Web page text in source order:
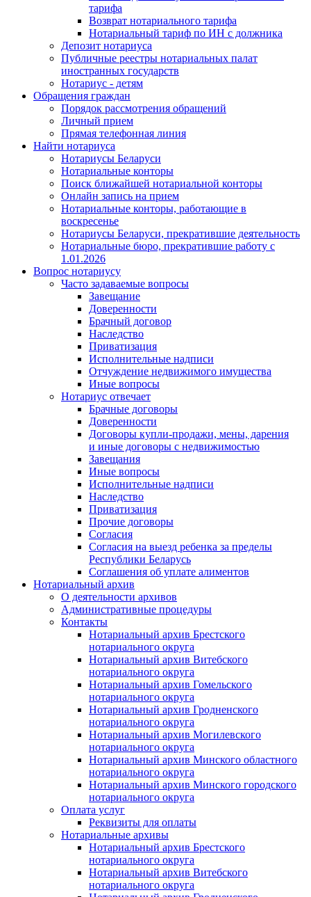
тарифа
Возврат нотариального тарифа
Нотариальный тариф по ИН с должника
Депозит нотариуса
Публичные реестры нотариальных палат
иностранных государств
Нотариус - детям
Обращения граждан
Порядок рассмотрения обращений
Личный прием
Прямая телефонная линия
Найти нотариуса
Нотариусы Беларуси
Нотариальные конторы
Поиск ближайшей нотариальной конторы
Онлайн запись на прием
Нотариальные конторы, работающие в
воскресенье
Нотариусы Беларуси, прекратившие деятельность
Нотариальные бюро, прекратившие работу с
1.01.2026
Вопрос нотариусу
Часто задаваемые вопросы
Завещание
Доверенности
Брачный договор
Наследство
Приватизация
Исполнительные надписи
Отчуждение недвижимого имущества
Иные вопросы
Нотариус отвечает
Брачные договоры
Доверенности
Договоры купли-продажи, мены, дарения
и иные договоры с недвижимостью
Завещания
Иные вопросы
Исполнительные надписи
Наследство
Приватизация
Прочие договоры
Согласия
Согласия на выезд ребенка за пределы
Республики Беларусь
Соглашения об уплате алиментов
Нотариальный архив
О деятельности архивов
Административные процедуры
Контакты
Нотариальный архив Брестского
нотариального округа
Нотариальный архив Витебского
нотариального округа
Нотариальный архив Гомельского
нотариального округа
Нотариальный архив Гродненского
нотариального округа
Нотариальный архив Могилевского
нотариального округа
Нотариальный архив Минского областного
нотариального округа
Нотариальный архив Минского городского
нотариального округа
Оплата услуг
Реквизиты для оплаты
Нотариальные архивы
Нотариальный архив Брестского
нотариального округа
Нотариальный архив Витебского
нотариального округа